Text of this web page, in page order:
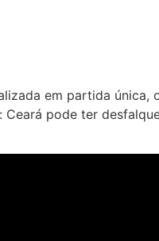
em partida única,
Ceará pode ter